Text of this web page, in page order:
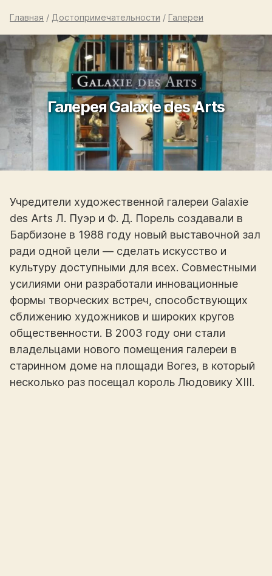
Главная / Достопримечательности / Галереи
Галерея Galaxie des Arts
Учредители художественной галереи Galaxie
des Arts Л. Пуэр и Ф. Д. Порель создавали в
Барбизоне в 1988 году новый выставочной зал
ради одной цели — сделать искусство и
культуру доступными для всех. Совместными
усилиями они разработали инновационные
формы творческих встреч, способствующих
сближению художников и широких кругов
общественности. В 2003 году они стали
владельцами нового помещения галереи в
старинном доме на площади Вогез, в который
несколько раз посещал король Людовику XIII.